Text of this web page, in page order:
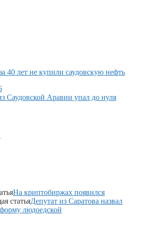
40 лет не купили саудовскую нефть
Саудовской Аравии упал до нуля
На криптобиржах появился
статьяДепутат из Саратова назвал
людоедской